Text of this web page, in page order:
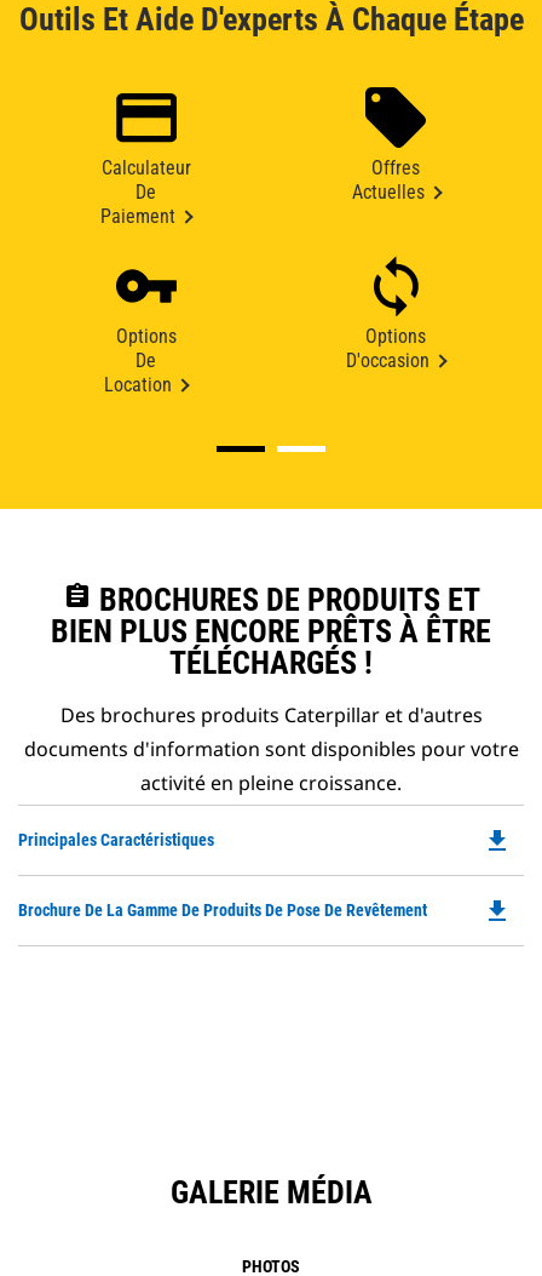
Outils Et Aide D'experts À Chaque Étape
Calculateur
De
Paiement
Offres
Actuelles
Options
De
Location
Options
D'occasion
assignment BROCHURES DE PRODUITS ET
BIEN PLUS ENCORE PRÊTS À ÊTRE
TÉLÉCHARGÉS !
Des brochures produits Caterpillar et d'autres
documents d'information sont disponibles pour votre
activité en pleine croissance.
Principales Caractéristiques
a
file_download
Brochure De La Gamme De Produits De Pose De Revêtement file_download
GALERIE MÉDIA
PHOTOS